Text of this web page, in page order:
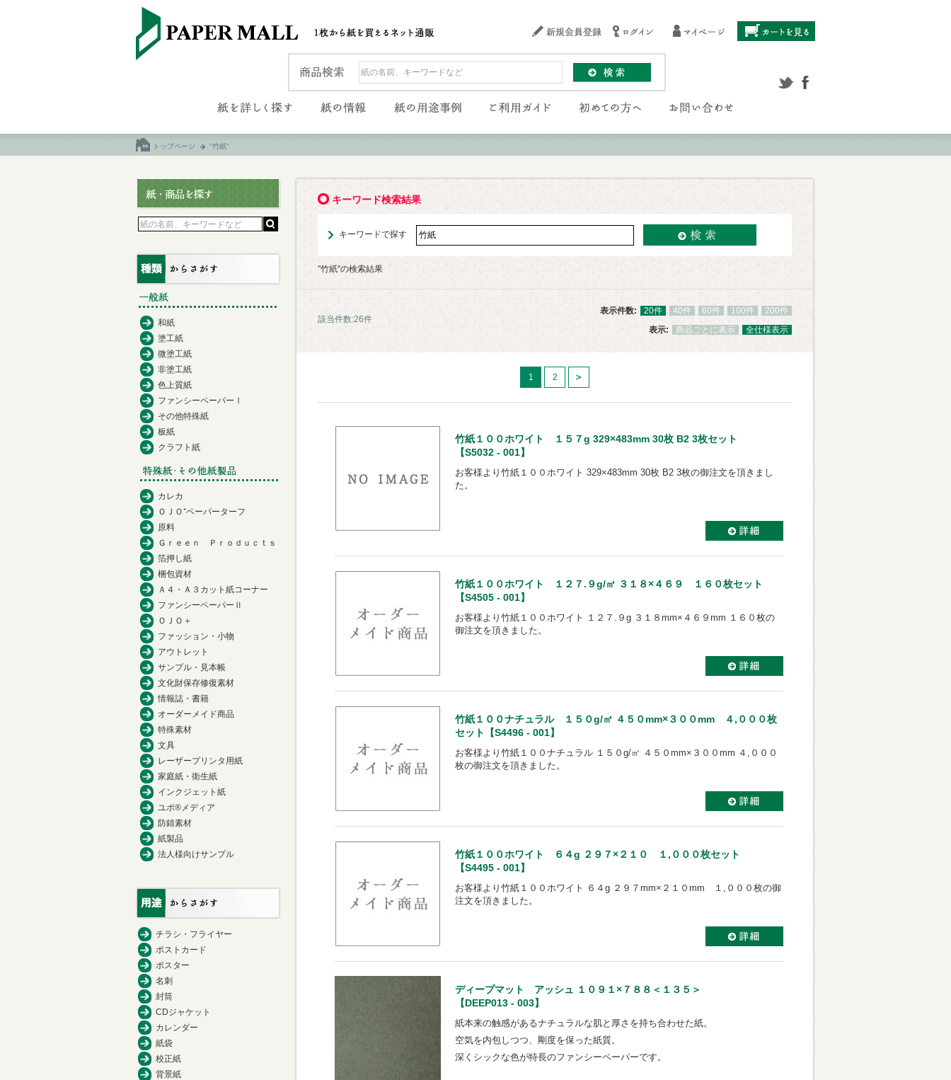
トップページ "竹紙"
キーワード検索結果
キーワードで探す
"竹紙"の検索結果
該当件数:26件
表示件数: 20件 40件 60件 100件
200件
表示:
商品ごとに表示 全仕様表示
1 2
竹紙１００ホワイト １５７g 329×483mm 30枚 B2 3枚セット
【S5032 - 001】
お客様より竹紙１００ホワイト 329×483mm 30枚 B2 3枚の御注文を頂きまし
た。
竹紙１００ホワイト １２７.９g/㎡ ３１８×４６９ １６０枚セット
【S4505 - 001】
お客様より竹紙１００ホワイト １２７.９g ３１８mm×４６９mm １６０枚の
御注文を頂きました。
竹紙１００ナチュラル １５０g/㎡ ４５０mm×３００mm ４,０００枚
セット【S4496 - 001】
お客様より竹紙１００ナチュラル １５０g/㎡ ４５０mm×３００mm ４,０００
枚の御注文を頂きました。
竹紙１００ホワイト ６４g ２９７×２１０ １,０００枚セット
【S4495 - 001】
お客様より竹紙１００ホワイト ６４g ２９７mm×２１０mm １,０００枚の御
注文を頂きました。
ディープマット アッシュ １０９１×７８８＜１３５＞
【DEEP013 - 003】
紙本来の触感があるナチュラルな肌と厚さを持ち合わせた紙。
空気を内包しつつ、剛度を保った紙質。
深くシックな色が特長のファンシーペーパーです。
和紙
塗工紙
微塗工紙
非塗工紙
色上質紙
ファンシーペーパーⅠ
その他特殊紙
板紙
クラフト紙
カレカ
ＯＪＯ⁺ペーパーターフ
原料
Ｇｒｅｅｎ Ｐｒｏｄｕｃｔｓ
箔押し紙
梱包資材
Ａ４・Ａ３カット紙コーナー
ファンシーペーパーⅡ
ＯＪＯ＋
ファッション・小物
アウトレット
サンプル・見本帳
文化財保存修復素材
情報誌・書籍
オーダーメイド商品
特殊素材
文具
レーザープリンタ用紙
家庭紙・衛生紙
インクジェット紙
ユポ®メディア
防錆素材
紙製品
法人様向けサンプル
チラシ・フライヤー
ポストカード
ポスター
名刺
封筒
CDジャケット
カレンダー
紙袋
校正紙
背景紙